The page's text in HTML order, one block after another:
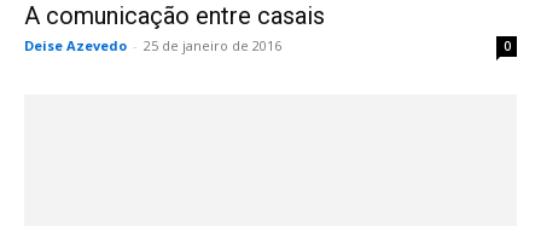
A comunicação entre casais
Deise Azevedo - 25 de janeiro de 2016 0